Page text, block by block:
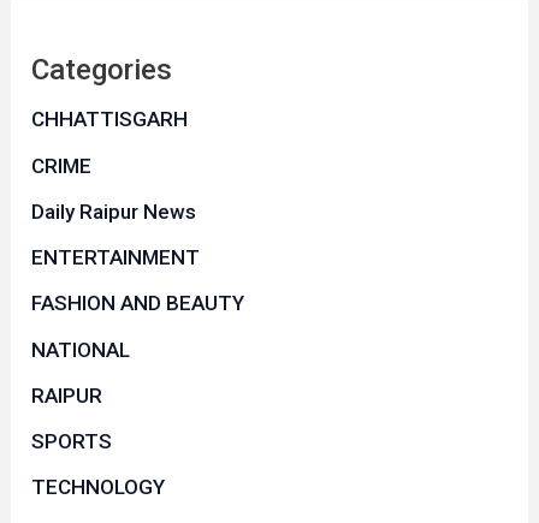
Categories
CHHATTISGARH
CRIME
Daily Raipur News
ENTERTAINMENT
FASHION AND BEAUTY
NATIONAL
RAIPUR
SPORTS
TECHNOLOGY